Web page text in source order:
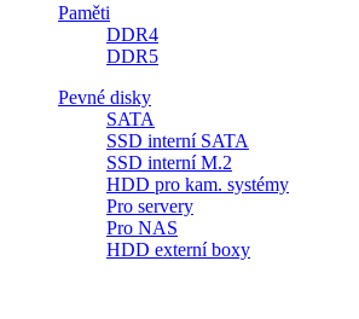
Paměti
DDR4
DDR5
Pevné disky
SATA
SSD interní SATA
SSD interní M.2
HDD pro kam. systémy
Pro servery
Pro NAS
HDD externí boxy